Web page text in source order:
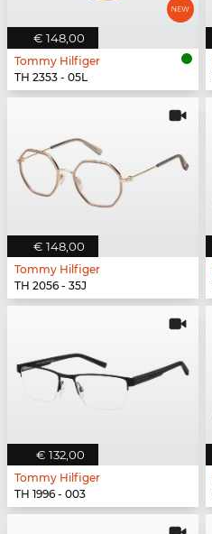
€ 148,00
Tommy Hilfiger
TH 2353 - 05L
€ 148,00
Tommy Hilfiger
TH 2056 - 35J
€ 132,00
Tommy Hilfiger
TH 1996 - 003